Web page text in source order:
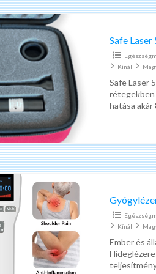
Safe
Kínál
Safe Laser
rétegekben
hatása
Kínál
Ember és